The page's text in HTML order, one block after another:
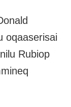
oqaaserisai
Rubiop